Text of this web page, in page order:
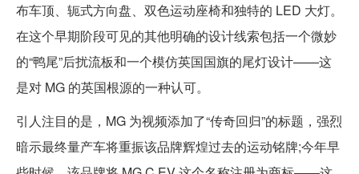
布车顶、轭式方向盘、双色运动座椅和独特的 LED 大灯。
在这个早期阶段可见的其他明确的设计线索包括一个微妙
的“鸭尾”后扰流板和一个模仿英国国旗的尾灯设计——这
是对 MG 的英国根源的一种认可。
引人注目的是，MG 为视频添加了“传奇回归”的标题，强烈
暗示最终量产车将重振该品牌辉煌过去的运动铭牌;今年早